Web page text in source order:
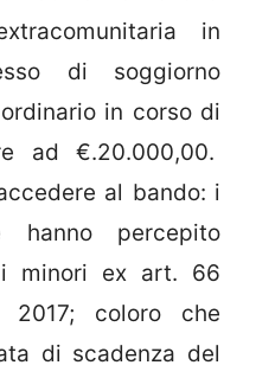
in
di soggiorno
in corso di
ad €.20.000,00.
al bando: i
hanno percepito
minori ex art. 66
2017; coloro che
di scadenza del